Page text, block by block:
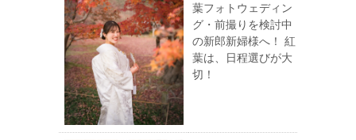
葉フォトウェディン
グ・前撮りを検討中
の新郎新婦様へ！ 紅
葉は、日程選びが大
切！